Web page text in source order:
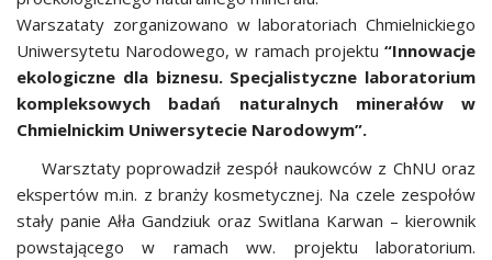
Warszataty zorganizowano w laboratoriach Chmielnickiego
Uniwersytetu Narodowego, w ramach projektu “Innowacje
ekologiczne dla biznesu. Specjalistyczne laboratorium
kompleksowych badań naturalnych minerałów w
Chmielnickim Uniwersytecie Narodowym”.
Warsztaty poprowadził zespół naukowców z ChNU oraz
ekspertów m.in. z branży kosmetycznej. Na czele zespołów
stały panie Ałła Gandziuk oraz Switlana Karwan – kierownik
powstającego w ramach ww. projektu laboratorium.